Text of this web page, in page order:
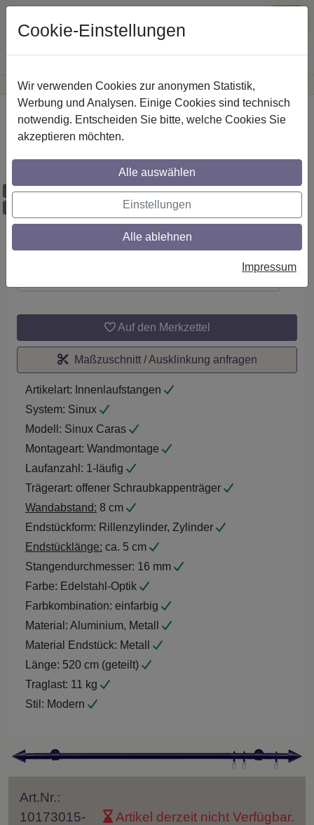
Günstige Versandkosteninnerhalb Österreichs· Sichere Zahlung
Startseite
IL-Stilg. 16 mm 1-lfg. Sinux Caras 520 cm
Edelst.-O.
Maßzuschnitt möglich
Auf den Merkzettel
Maßzuschnitt / Ausklinkung anfragen
Artikelart: Innenlaufstangen
System: Sinux
Modell: Sinux Caras
Montageart: Wandmontage
Laufanzahl: 1-läufig
Trägerart: offener Schraubkappenträger
Wandabstand: 8 cm
Endstückform: Rillenzylinder, Zylinder
Endstücklänge: ca. 5 cm
Stangendurchmesser: 16 mm
Farbe: Edelstahl-Optik
Farbkombination: einfarbig
Material: Aluminium, Metall
Material Endstück: Metall
Länge: 520 cm (geteilt)
Traglast: 11 kg
Stil: Modern
Art.Nr.:
10173015-
Artikel derzeit nicht Verfügbar.
Cookie-Einstellungen
Wir verwenden Cookies zur anonymen Statistik,
Werbung und Analysen. Einige Cookies sind technisch
notwendig. Entscheiden Sie bitte, welche Cookies Sie
akzeptieren möchten.
Alle auswählen
Einstellungen
Alle ablehnen
Impressum